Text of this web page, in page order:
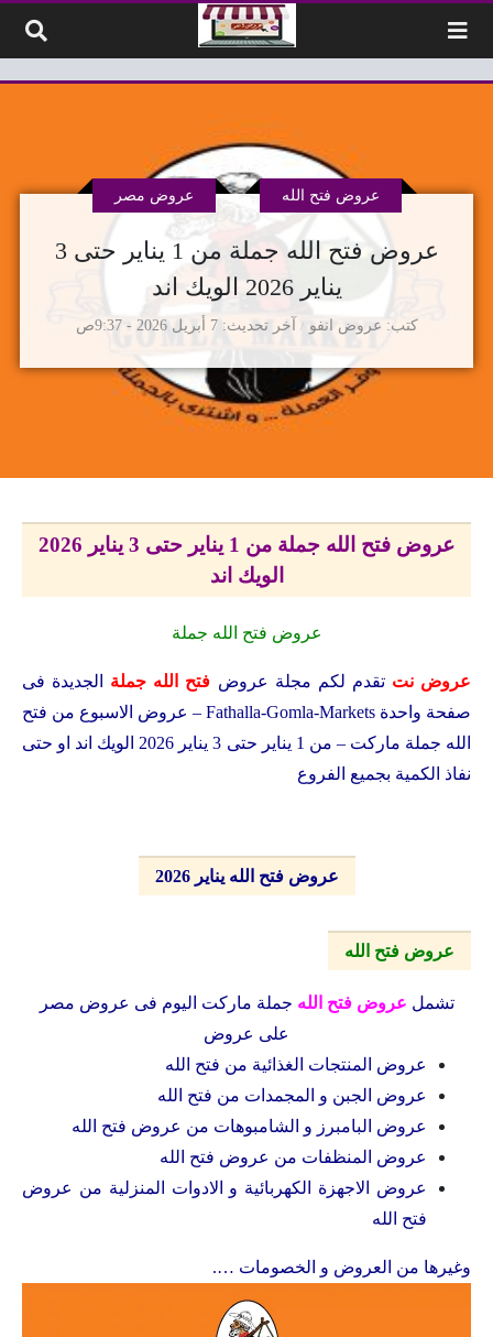
عروض فتح الله جملة من 1 يناير حتى 3
يناير 2026 الويك اند
كتب عروض انفو
عروض فتح الله عروض مصر
آخر تحديث 7 أبريل 2026 - 9:37ص
عروض فتح الله جملة من 1 يناير حتى 3 يناير 2026
الويك اند
عروض فتح الله جملة
عروض نت تقدم لكم مجلة عروض فتح الله جملة الجديدة فى
صفحة واحدة Fathalla-Gomla-Markets – عروض الاسبوع من فتح
الله جملة ماركت – من 1 يناير حتى 3 يناير 2026 الويك اند او حتى
نفاذ الكمية بجميع الفروع
عروض فتح الله يناير 2026
عروض فتح الله
تشمل عروض فتح الله جملة ماركت اليوم فى عروض مصر
على عروض
عروض المنتجات الغذائية من فتح الله
عروض الجبن و المجمدات من فتح الله
عروض البامبرز و الشامبوهات من عروض فتح الله
عروض المنظفات من عروض فتح الله
عروض الاجهزة الكهربائية و الادوات المنزلية من عروض
فتح الله
وغيرها من العروض و الخصومات ….